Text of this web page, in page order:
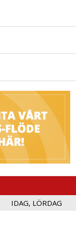
IDAG, LÖRDAG